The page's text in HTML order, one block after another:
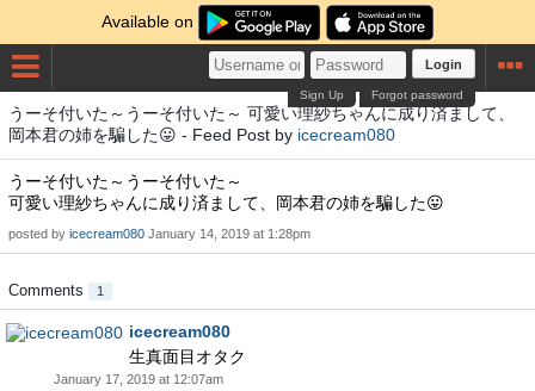
Available on
Login
Forgot password
Sign Up
うーそ付いた～うーそ付いた～ 可愛い理紗ちゃんに成り済まして、
岡本君の姉を騙した😛 - Feed Post by icecream080
うーそ付いた～うーそ付いた～
可愛い理紗ちゃんに成り済まして、岡本君の姉を騙した😛
posted by icecream080 January 14, 2019 at 1:28pm
Comments 1
icecream080
生真面目オタク
January 17, 2019 at 12:07am